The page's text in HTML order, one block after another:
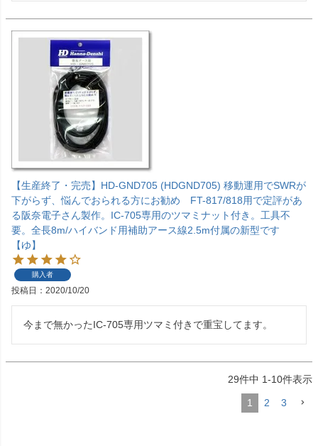
【生産終了・完売】HD-GND705 (HDGND705) 移動運用でSWRが
下がらず、悩んでおられる方にお勧め FT-817/818用で定評があ
る阪奈電子さん製作。IC-705専用のツマミナット付き。工具不
要。全長8m/ハイバンド用補助アース線2.5m付属の新型です
【ゆ】
購入者
投稿日 2020/10/20
今まで無かったIC-705専用ツマミ付きで重宝してます。
29件中 1-10件表示
1 2 3